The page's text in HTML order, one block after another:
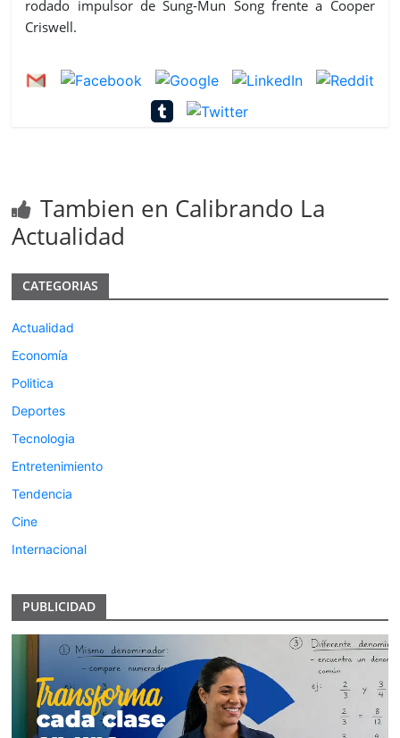
rodado impulsor de Sung-Mun Song frente a Cooper
Criswell.
Tambien en Calibrando La
Actualidad
CATEGORIAS
Actualidad
Economía
Politica
Deportes
Tecnologia
Entretenimiento
Tendencia
Cine
Internacional
PUBLICIDAD